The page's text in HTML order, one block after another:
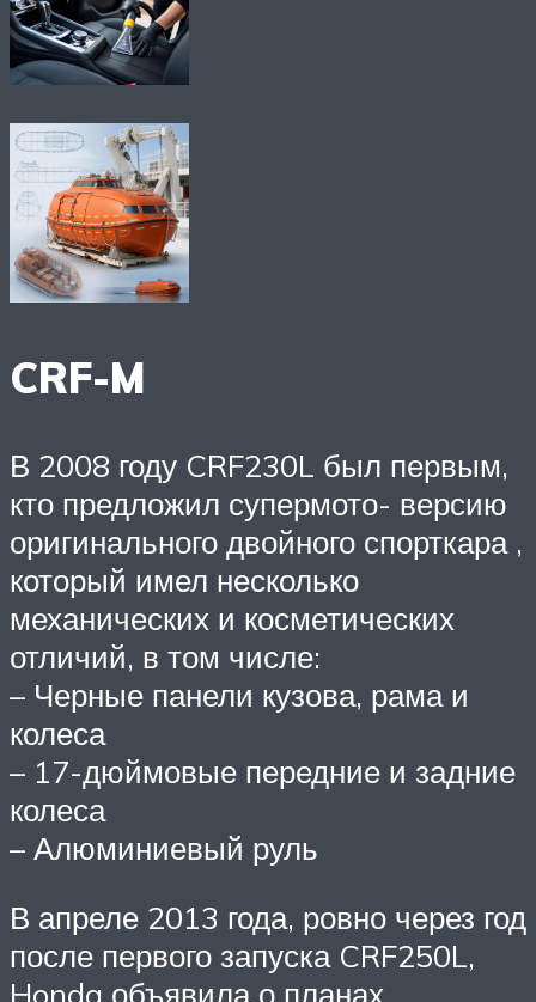
CRF-M
В 2008 году CRF230L был первым,
кто предложил супермото- версию
оригинального двойного спорткара ,
который имел несколько
механических и косметических
отличий, в том числе:
– Черные панели кузова, рама и
колеса
– 17-дюймовые передние и задние
колеса
– Алюминиевый руль
В апреле 2013 года, ровно через год
после первого запуска CRF250L,
Honda объявила о планах